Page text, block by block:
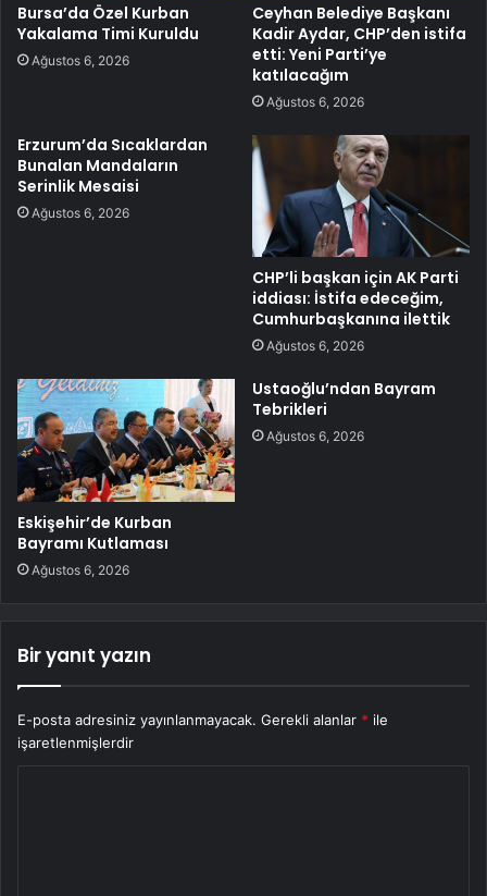
Bursa’da Özel Kurban
Yakalama Timi Kuruldu
Ağustos 6, 2026
Ceyhan Belediye Başkanı
Kadir Aydar, CHP’den istifa
etti: Yeni Parti’ye
katılacağım
Ağustos 6, 2026
Erzurum’da Sıcaklardan
Bunalan Mandaların
Serinlik Mesaisi
Ağustos 6, 2026
CHP’li başkan için AK Parti
iddiası: İstifa edeceğim,
Cumhurbaşkanına ilettik
Ağustos 6, 2026
Eskişehir’de Kurban
Bayramı Kutlaması
Ağustos 6, 2026
Ustaoğlu’ndan Bayram
Tebrikleri
Ağustos 6, 2026
Bir yanıt yazın
E-posta adresiniz yayınlanmayacak. Gerekli alanlar * ile
işaretlenmişlerdir